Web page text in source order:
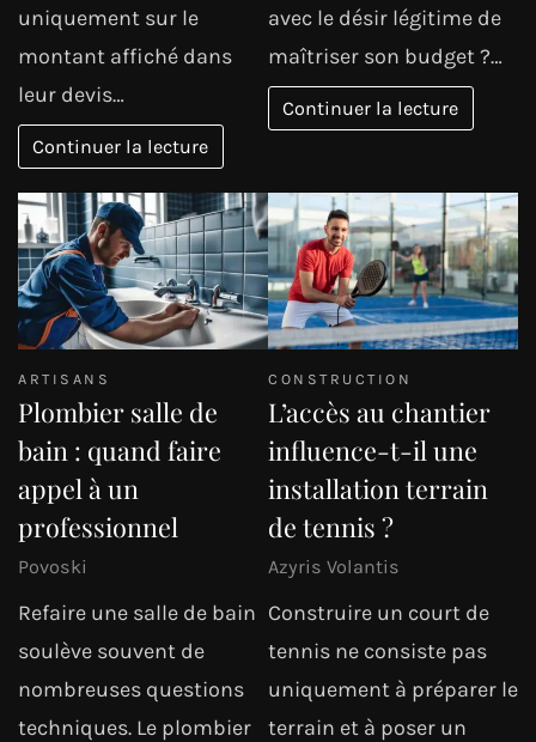
uniquement sur le
montant affiché dans
leur devis…
Continuer la lecture
avec le désir légitime de
maîtriser son budget ?…
Continuer la lecture
ARTISANS
Plombier salle de
bain : quand faire
appel à un
professionnel
Povoski
Refaire une salle de bain
soulève souvent de
nombreuses questions
techniques. Le plombier
CONSTRUCTION
L’accès au chantier
influence-t-il une
installation terrain
de tennis ?
Azyris Volantis
Construire un court de
tennis ne consiste pas
uniquement à préparer le
terrain et à poser un